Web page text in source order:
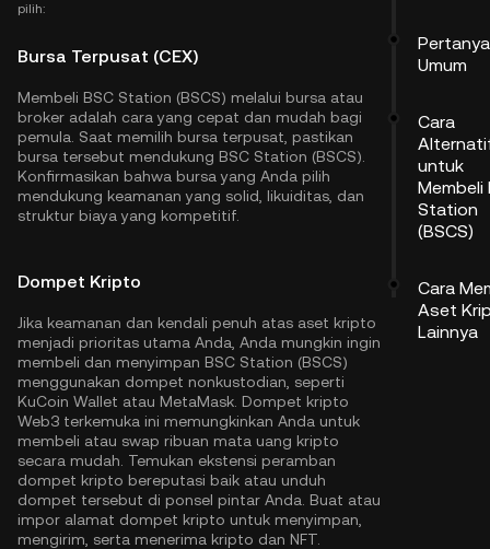
pilih:
Bursa Terpusat (CEX)
Membeli BSC Station (BSCS) melalui bursa atau
broker adalah cara yang cepat dan mudah bagi
pemula. Saat memilih bursa terpusat, pastikan
bursa tersebut mendukung BSC Station (BSCS).
Konfirmasikan bahwa bursa yang Anda pilih
mendukung keamanan yang solid, likuiditas, dan
struktur biaya yang kompetitif.
Dompet Kripto
Jika keamanan dan kendali penuh atas aset kripto
menjadi prioritas utama Anda, Anda mungkin ingin
membeli dan menyimpan BSC Station (BSCS)
menggunakan dompet nonkustodian, seperti
KuCoin Wallet atau MetaMask. Dompet kripto
Web3 terkemuka ini memungkinkan Anda untuk
membeli atau swap ribuan mata uang kripto
secara mudah. Temukan ekstensi peramban
dompet kripto bereputasi baik atau unduh
dompet tersebut di ponsel pintar Anda. Buat atau
impor alamat dompet kripto untuk menyimpan,
mengirim, serta menerima kripto dan NFT.
Umum
Cara
untuk
Membeli
Station
(BSCS)
Cara
Aset
Lainnya